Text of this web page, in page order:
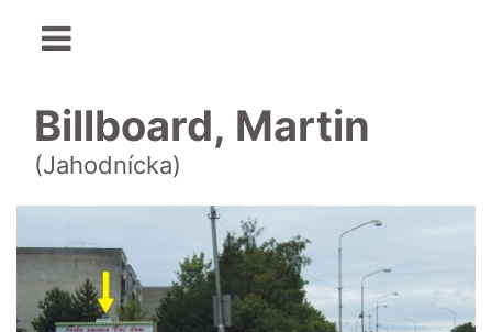
Billboard, Martin
(Jahodnícka)